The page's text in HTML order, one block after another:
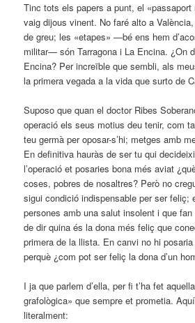
Tinc tots els papers a punt, el «passaport
vaig dijous vinent. No faré alto a
de greu; les «etapes» —bé ens hem
militar— són Tarragona i La Encina. ¿On
Encina? Per increïble que sembli, als
la primera vegada a la vida que surto de
Suposo que quan el doctor Ribes
operació els seus motius deu tenir, com
teu germà per oposar-s’hi; metges amb
En definitiva hauràs de ser tu qui
l’operació et posaries bona més aviat
coses, pobres de nosaltres? Però no
sigui condició indispensable per ser feliç;
persones amb una salut insolent i que
de dir quina és la dona més feliç que
primera de la llista. En canvi no hi
perquè ¿com pot ser feliç la dona d’un
I ja que parlem d’ella, per fi t’ha fet
grafològica» que sempre et prometia.
literalment: